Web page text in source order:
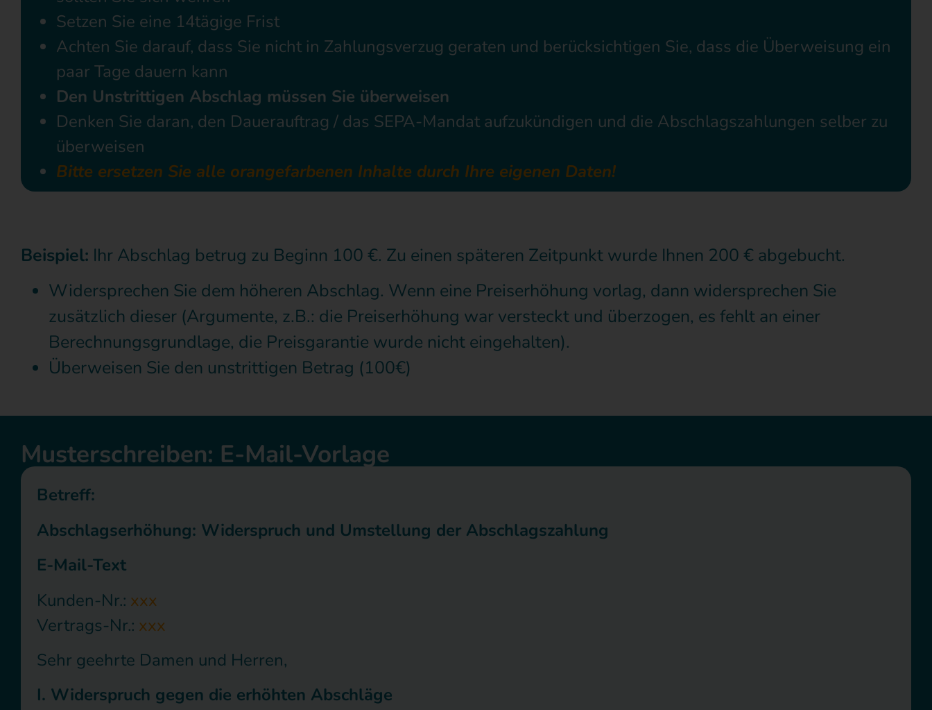
Setzen Sie eine 14tägige Frist
Achten Sie darauf, dass Sie nicht in Zahlungsverzug geraten und berücksichtigen Sie, dass die Überweisung ein
paar Tage dauern kann
Den Unstrittigen Abschlag müssen Sie überweisen
Denken Sie daran, den Dauerauftrag / das SEPA-Mandat aufzukündigen und die Abschlagszahlungen selber zu
überweisen
Bitte ersetzen Sie alle orangefarbenen Inhalte durch Ihre eigenen Daten!
Beispiel: Ihr Abschlag betrug zu Beginn 100 €. Zu einen späteren Zeitpunkt wurde Ihnen 200 € abgebucht.
Widersprechen Sie dem höheren Abschlag. Wenn eine Preiserhöhung vorlag, dann widersprechen Sie
zusätzlich dieser (Argumente, z.B.: die Preiserhöhung war versteckt und überzogen, es fehlt an einer
Berechnungsgrundlage, die Preisgarantie wurde nicht eingehalten).
Überweisen Sie den unstrittigen Betrag (100€)
Musterschreiben: E-Mail-Vorlage
Betreff:
Abschlagserhöhung: Widerspruch und Umstellung der Abschlagszahlung
E-Mail-Text
Kunden-Nr.: xxx
Vertrags-Nr.: xxx
Sehr geehrte Damen und Herren,
I. Widerspruch gegen die erhöhten Abschläge